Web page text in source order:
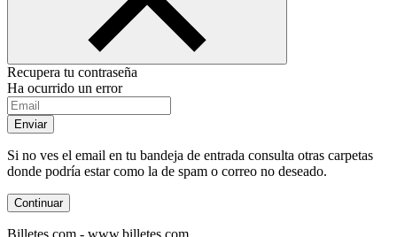
Recupera tu contraseña
Ha ocurrido un error
Enviar
Si no ves el email en tu bandeja de entrada consulta otras carpetas
donde podría estar como la de spam o correo no deseado.
Continuar
Billetes.com - www.billetes.com